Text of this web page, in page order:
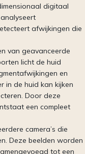
digitaal
afwijkingen die
van geavanceerde
licht de huid
en
in de huid kan kijken
Door deze
een compleet
camera’s die
Deze beelden worden
tot een